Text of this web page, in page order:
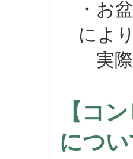
・お盆
によ
実際
【コ
につ